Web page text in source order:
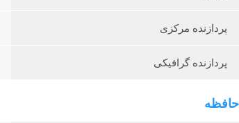
پردازنده مرکزی
پردازنده گرافیکی
حافظه